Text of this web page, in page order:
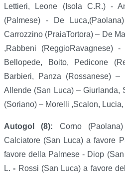
Lettieri, Leone (Isola C.R.) -
(Palmese) - De
Carrozzino (PraiaTortora) – De
,Rabbeni (ReggioRavagnese)
Bellopede, Boito, Pedicone
Barbieri, Panza (Rossanese) –
Allende (San Luca) – Giurlanda,
(Soriano) – Morelli ,Scalon,
Autogol (8): Corno
Calciatore (San Luca) a favore
favore della Palmese - Diop
L. - Rossi (San Luca) a favore